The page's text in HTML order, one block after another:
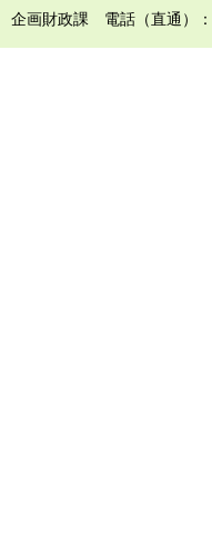
企画財政課 電話（直通）